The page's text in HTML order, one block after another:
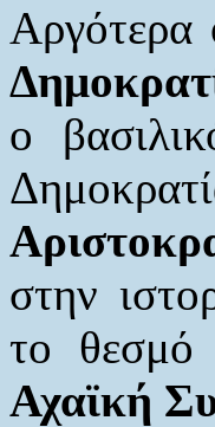
Αργότερα
ο
στην
το
Αχαϊκή